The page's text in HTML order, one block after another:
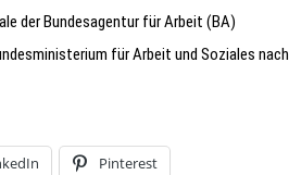
der Bundesagentur für Arbeit (BA)
für Arbeit und Soziales nach
Pinterest